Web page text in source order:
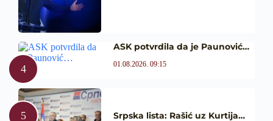
ASK potvrdila da je Paunović…
01.08.2026. 09:15
Srpska lista: Rašić uz Kurtija…